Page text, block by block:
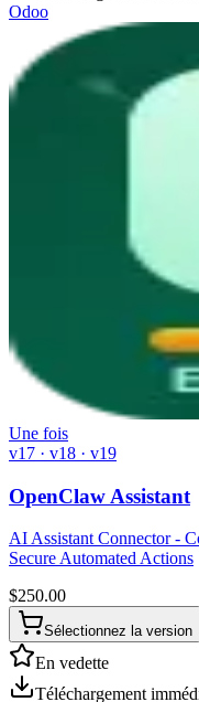
Odoo
Une fois
v17 · v18 · v19
OpenClaw Assistant
AI Assistant Connector -
Secure Automated Actions
$250.00
Sélectionnez la version
En vedette
Téléchargement